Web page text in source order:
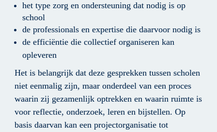
het type zorg en ondersteuning dat nodig is op
school
de professionals en expertise die daarvoor nodig is
de efficiëntie die collectief organiseren kan
opleveren
Het is belangrijk dat deze gesprekken tussen scholen
niet eenmalig zijn, maar onderdeel van een proces
waarin zij gezamenlijk optrekken en waarin ruimte is
voor reflectie, onderzoek, leren en bijstellen. Op
basis daarvan kan een projectorganisatie tot